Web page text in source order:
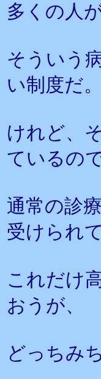
多くの人
そういう
い制度だ。
けれど、
ているの
通常の診
受けられ
これだけ
おうが、
どっちみ